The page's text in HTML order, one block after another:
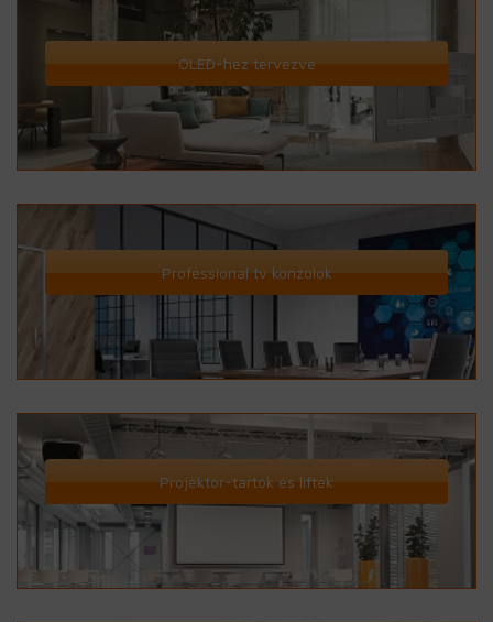
OLED-hez tervezve
Professional tv konzolok
Projektor-tartók és liftek